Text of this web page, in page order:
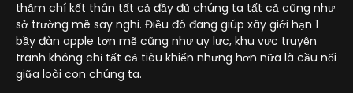
thậm chí kết thân tất cả đầy đủ chúng ta tất cả cũng như
sở trường mê say nghi. Điều đó đang giúp xây giới hạn 1
bầy đàn apple tợn mẽ cũng như uy lực, khu vực truyện
tranh không chỉ tất cả tiêu khiển nhưng hơn nữa là cầu nối
giữa loài con chúng ta.